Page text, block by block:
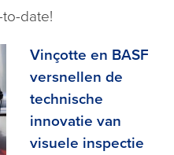
date!
Vinçotte en BASF
versnellen de
technische
innovatie van
visuele inspectie